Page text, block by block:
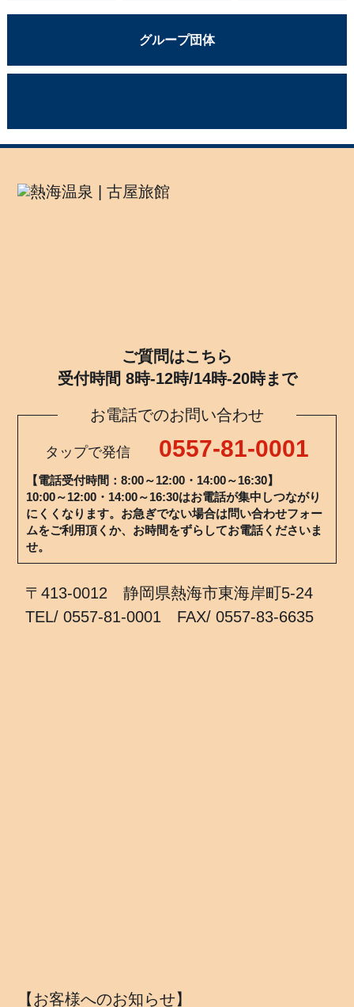
グループ団体
ご質問はこちら
受付時間 8時-12時/14時-20時まで
お電話でのお問い合わせ
タップで発信 0557-81-0001
【電話受付時間：8:00～12:00・14:00～16:30】
10:00～12:00・14:00～16:30はお電話が集中しつながり
にくくなります。お急ぎでない場合は問い合わせフォー
ムをご利用頂くか、お時間をずらしてお電話くださいま
せ。
〒413-0012 静岡県熱海市東海岸町5-24
TEL/ 0557-81-0001 FAX/ 0557-83-6635
【お客様へのお知らせ】